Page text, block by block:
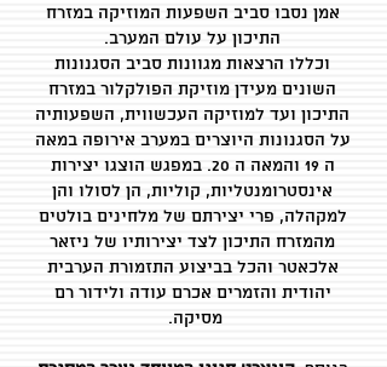
אמן נסבו סביב השפעות המוזיקה במזרח
התיכון על עולם המערב.
וכללו הרצאות מגוונות סביב הסגנונות
השונים מעידן מוזיקת הפולקלור במזרח
התיכון ועד למוזיקה העכשווית, השפעותיה
על הסגנונות היוצרים במערב אירופה במאה
ה 19 והמאה ה 20. במפגש הוצגו יצירות
אינסטרומנטליות, קוליות, הן לסולו והן
למקהלה, פרי יצירתם של מלחינים בולטים
מהמזרח התיכון לצד יצירותיו של ניזאר
אלכאטר והכל בביצוע התזמורת הערבית
יהודית והזמרים אכרם עודה ולידור רם
מסיקה.